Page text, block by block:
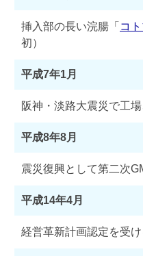
挿入部の長い浣腸「 コ
初）
平成7年1月
阪神・淡路大震災で工
平成8年8月
震災復興として第二次
平成14年4月
経営革新計画認定を受け